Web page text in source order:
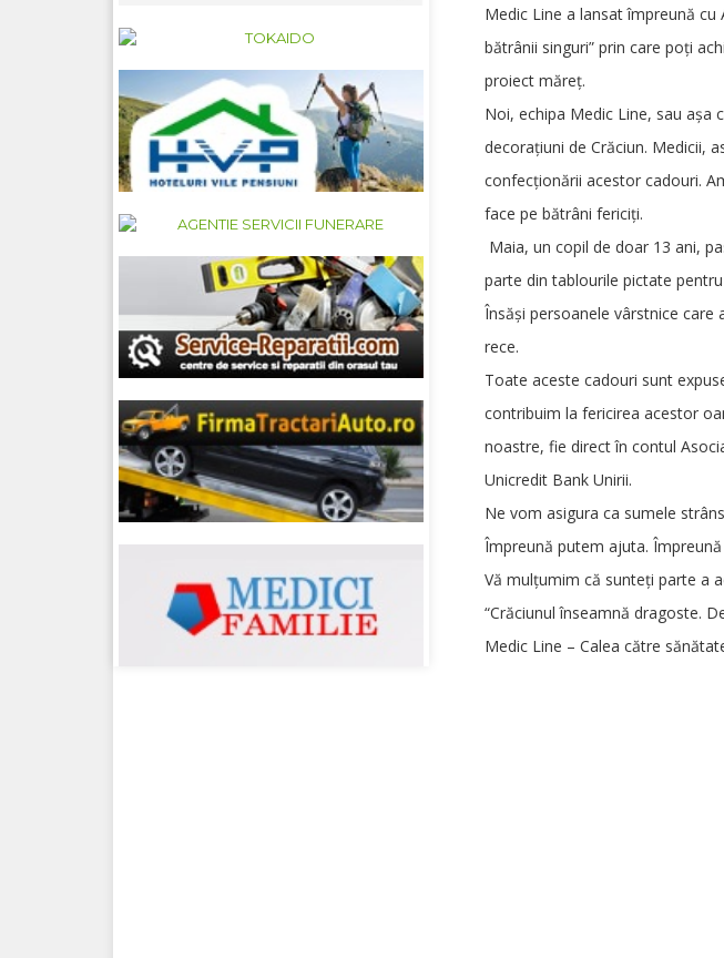
Medic Line a lansat împreună cu
bătrânii singuri” prin care poți
proiect măreț.
Noi, echipa Medic Line, sau așa
decorațiuni de Crăciun. Medicii,
confecționării acestor cadouri.
face pe bătrâni fericiți.
Maia, un copil de doar 13 ani,
parte din tablourile pictate
Însăși persoanele vârstnice
rece.
Toate aceste cadouri sunt
contribuim la fericirea acestor
noastre, fie direct în contul
Unicredit Bank Unirii.
Ne vom asigura ca sumele
Împreună putem ajuta.
Vă mulțumim că sunteți parte a
“Crăciunul înseamnă dragoste.
Medic Line – Calea către